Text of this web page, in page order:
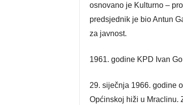
osnovano je Kulturno –
predsjednik je bio Antun
za javnost.
1961. godine KPD Ivan
29. siječnja 1966. godine
Općinskoj hiži u Mraclinu.